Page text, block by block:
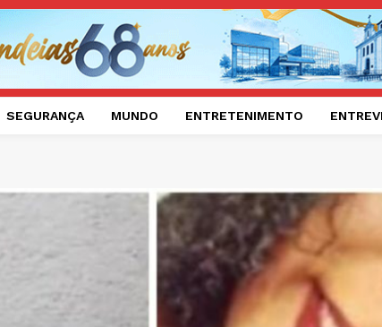
SEGURANÇA MUNDO ENTRETENIMENTO